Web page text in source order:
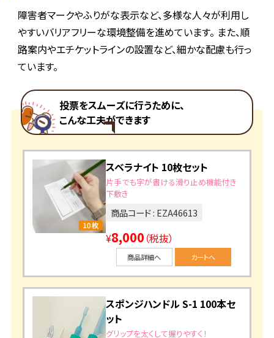
障害者マークやふりがな表示など、多様な人々が利用し
やすいバリアフリーな環境整備を進めています。 また、順
路案内やエチケットラインの設置など、細かな配慮も行っ
ています。
投票をスムーズに行うために、
こんな工夫ができます
スベラナイト 10枚セット
片手でも字が書ける滑り止め機能付き
下敷き
商品コード : EZA46613
¥8,000 （税抜）
商品詳細へ カートへ
スポンジハンドル S-1 100本セ
ット
グリップを太くして握りやすく！